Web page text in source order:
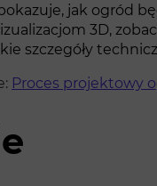
jak ogród
3D,
szczegóły
Proces projektowy